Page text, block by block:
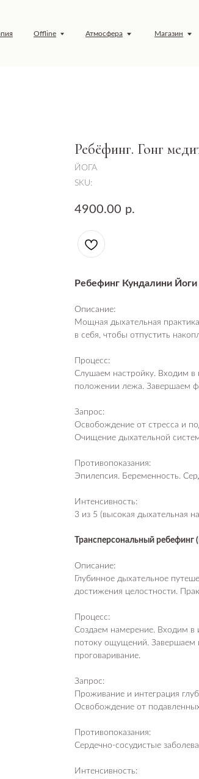
Обучение
Атмосфера Магазин
Ребёфинг. Гонг
ЙОГА
SKU:
4900.00 р.
Ребефинг Кундалини
Описание:
Мощная дыхательная
в себя, чтобы отпустить
Процесс:
Слушаем настройку. Входим в
положении лежа. Завершаем
Запрос:
Освобождение от стресса и
Очищение дыхательной
Противопоказания:
Эпилепсия. Беременность.
Интенсивность:
3 из 5 (высокая дыхательная
Трансперсональный ребефинг
Описание:
Глубинное дыхательное
достижения целостности.
Процесс:
Создаем намерение. Входим в
потоку ощущений. Завершаем
проговаривание.
Запрос:
Проживание и интеграция
Освобождение от
Противопоказания:
Сердечно-сосудистые
Интенсивность: